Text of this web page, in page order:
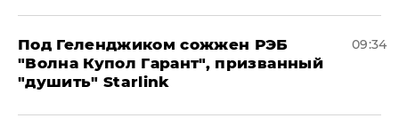
Под Геленджиком сожжен РЭБ
"Волна Купол Гарант", призванный
"душить" Starlink
09:34